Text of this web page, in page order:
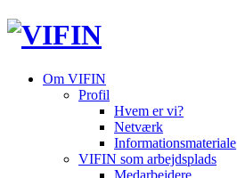
Om VIFIN
Profil
Hvem er vi?
Netværk
Informationsmateriale
VIFIN som arbejdsplads
Medarbejdere